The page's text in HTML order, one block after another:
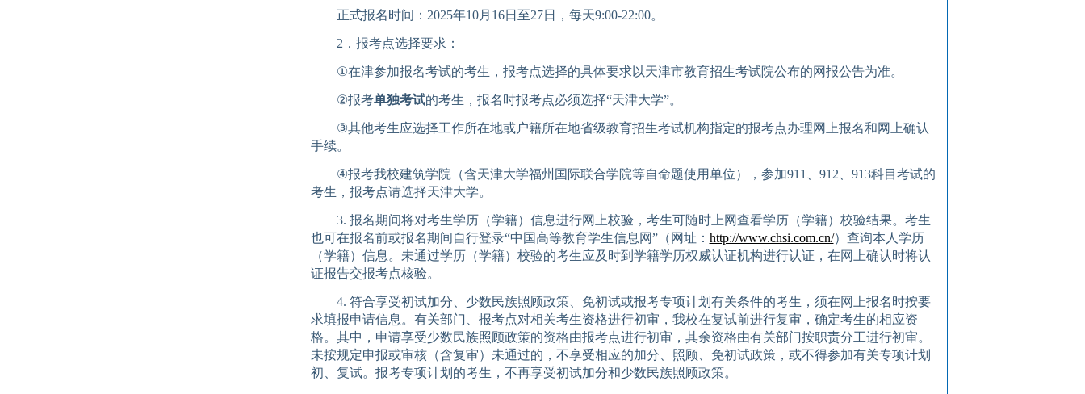
正式报名时间： 2025年10月 16日至27日 ，每天9:00-22:00。
2 ． 报考点选择要求：
①在津参加报名考试的考生，报考点选择的具体要求以天津市教育招生考试院公布的网报公告为准。
②报考单独考试的考生，报名时报考点必须选择“天津大学”。
③其他考生应选择工作所在地或户籍所在地省级教育招生考试机构指定的报考点办理网上报名和网上确认
手续。
④报考我校建筑学院 （含天津大学福州 国际联合学院等自命题使用单位） ，参加911 912 913科目考试的
考生，报考点请选择天津大学。
3. 报名期间将对考生学历（学籍）信息进行网上校验，考生可随时上网查看学历（学籍）校验结果。考生
也可在报名前或报名期间自行登录“中国高等教育学生信息网”（网址： http://www.chsi.com.cn/）查询本人学历
（学籍）信息。未通过学历（学籍）校验的考生应及时到学籍学历权威认证机构进行认证，在网上确认时将认
证报告交报考点核验。
4. 符合享受初试加分、少数民族照顾政策、免初试或报考专项计划有关条件的考生，须在网上报名时按要
求填报申请信息。有关部门、报考点对相关考生资格进行初审， 我校在复试前进行复审，确定考生的相应资
格。其中，申请享受少数民族照顾政策的资格由报考点进行初审，其余资格由有关部门按职责分工进行初审。
未按规定申报或审核（含复审）未通过的，不享受相应的加分、照顾、免初试政策，或不得参加有关专项计划
初、复试。 报考专项计划的考生，不再享受初试加分和少数民族照顾政策。